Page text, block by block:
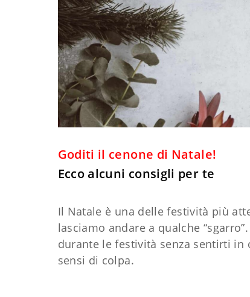
Goditi il cenone di Natale!
Ecco alcuni consigli per te
Il Natale è una delle festività più
lasciamo andare a qualche
durante le festività senza sentirti in
sensi di colpa.